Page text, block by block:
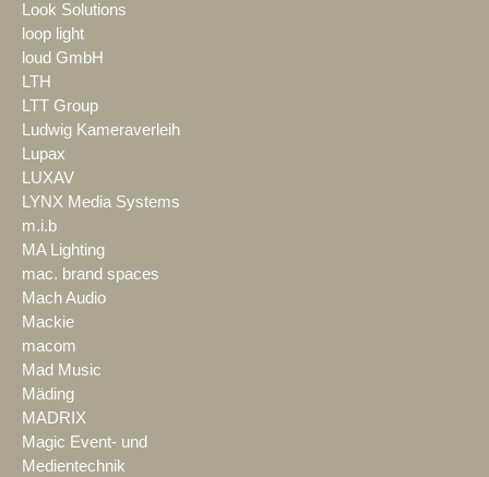
Look Solutions
loop light
loud GmbH
LTH
LTT Group
Ludwig Kameraverleih
Lupax
LUXAV
LYNX Media Systems
m.i.b
MA Lighting
mac. brand spaces
Mach Audio
Mackie
macom
Mad Music
Mäding
MADRIX
Magic Event- und
Medientechnik